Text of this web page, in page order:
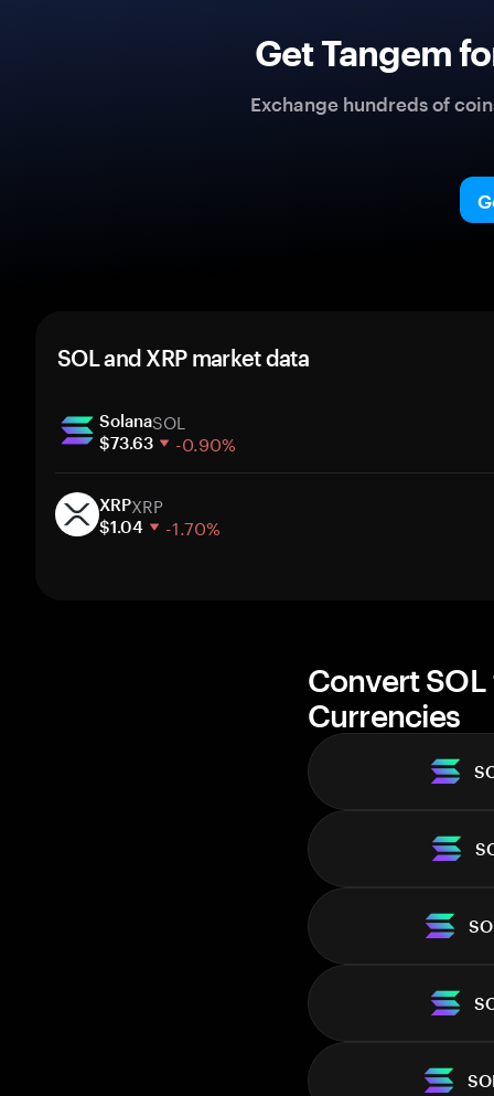
Get Tangem
Exchange hundreds of
SOL and XRP market data
SolanaSOL
$73.63 -0.90%
30 days
Market cap
XRPXRP
$1.04 -1.70%
Convert
Currencies